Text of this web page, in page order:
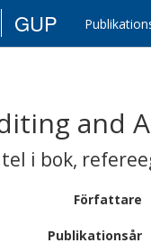
GUP
and
i bok,
Författare
Publikationsår